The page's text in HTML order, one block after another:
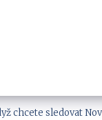
chcete sledovat